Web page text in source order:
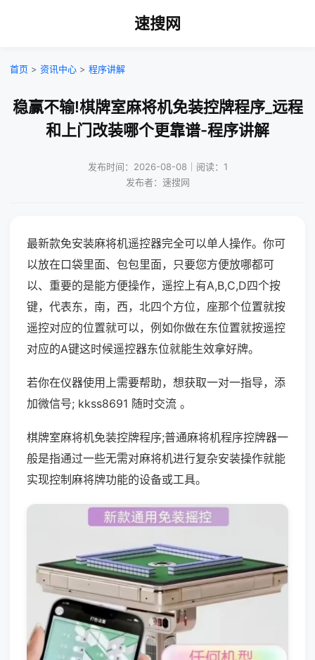
速搜网
首页 > 资讯中心 > 程序讲解
稳赢不输!棋牌室麻将机免装控牌程序_远程
和上门改装哪个更靠谱-程序讲解
发布时间：2026-08-08｜阅读：1
发布者：速搜网
最新款免安装麻将机遥控器完全可以单人操作。你可
以放在口袋里面、包包里面，只要您方便放哪都可
以、重要的是能方便操作，遥控上有A,B,C,D四个按
键，代表东，南，西，北四个方位，座那个位置就按
遥控对应的位置就可以，例如你做在东位置就按遥控
对应的A键这时候遥控器东位就能生效拿好牌。
若你在仪器使用上需要帮助，想获取一对一指导，添
加微信号; kkss8691 随时交流 。
棋牌室麻将机免装控牌程序;普通麻将机程序控牌器一
般是指通过一些无需对麻将机进行复杂安装操作就能
实现控制麻将牌功能的设备或工具。